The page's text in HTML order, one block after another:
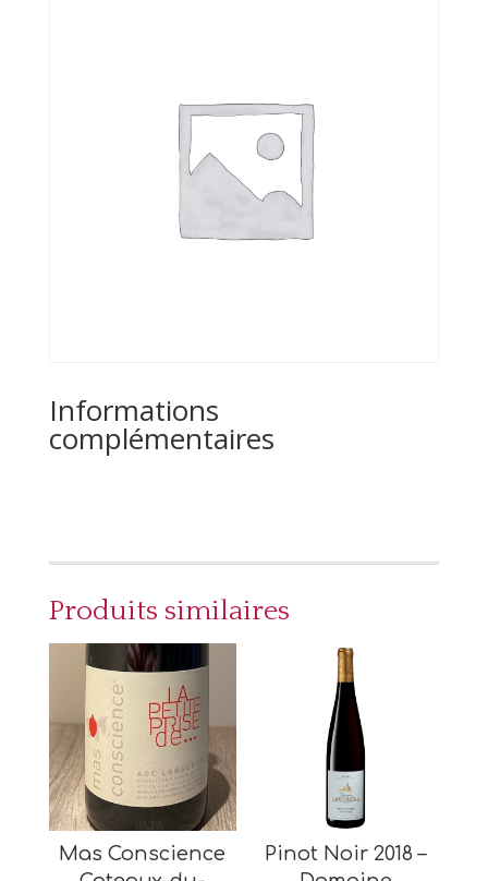
Informations
complémentaires
Produits similaires
Mas Conscience
Pinot Noir 2018 –